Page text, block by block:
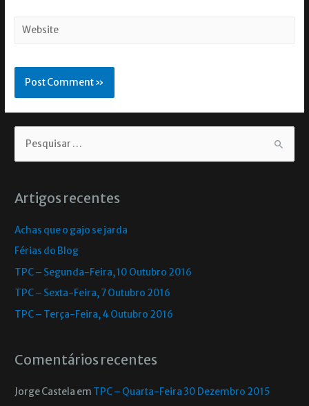
Artigos recentes
Achas que o gajo se jarda
Férias do Blog
TPC – Segunda-Feira, 10 Outubro 2016
TPC – Sexta-Feira, 7 Outubro 2016
TPC – Terça-Feira, 4 Outubro 2016
Comentários recentes
Jorge Castela em TPC – Quarta-Feira 30 Dezembro 2015